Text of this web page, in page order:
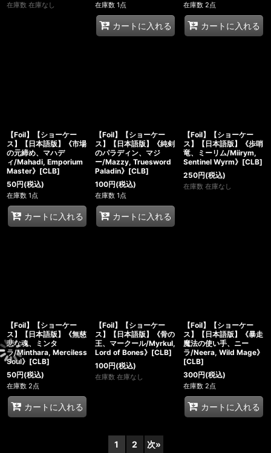
在庫数 在庫なし 在庫数 1点
カートに入れる
在庫数 2点
カートに入れる
【Foil】【ショーケー
ス】【日本語版】《市場
の元締め、マハデ
ィ/Mahadi, Emporium
Master》[CLB]
50円(税込)
在庫数 1点
カートに入れる
【Foil】【ショーケー
ス】【日本語版】《純剣
のパラディン、マジ
ー/Mazzy, Truesword
Paladin》[CLB]
100円(税込)
在庫数 1点
カートに入れる
【Foil】【ショーケー
ス】【日本語版】《歩哨
竜、ミーリム/Miirym,
Sentinel Wyrm》[CLB]
250円(税込)
在庫数 在庫なし
【Foil】【ショーケー
ス】【日本語版】《無慈
悲な魂、ミンタ
ラ/Minthara, Merciless
Soul》[CLB]
50円(税込)
在庫数 2点
カートに入れる
【Foil】【ショーケー
ス】【日本語版】《骨の
王、マークール/Myrkul,
Lord of Bones》[CLB]
100円(税込)
在庫数 在庫なし
【Foil】【ショーケー
ス】【日本語版】《暴走
魔法の使い手、ニー
ラ/Neera, Wild Mage》
[CLB]
300円(税込)
在庫数 2点
カートに入れる
1 2 次»